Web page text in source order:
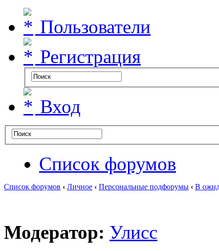
Пользователи
Регистрация
Вход
Список форумов
Список форумов ‹ Личное ‹ Персональные подфорумы ‹ В
Модератор: Улисс